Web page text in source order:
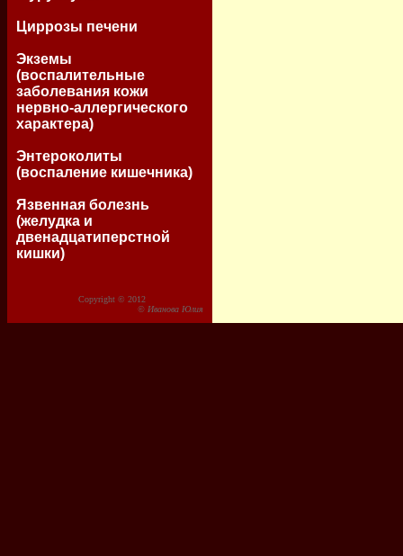
Циррозы печени
Экземы
(воспалительные
заболевания кожи
нервно-аллергического
характера)
Энтероколиты
(воспаление кишечника)
Язвенная болезнь
(желудка и
двенадцатиперстной
кишки)
Copyright © 2012
© Иванова Юлия